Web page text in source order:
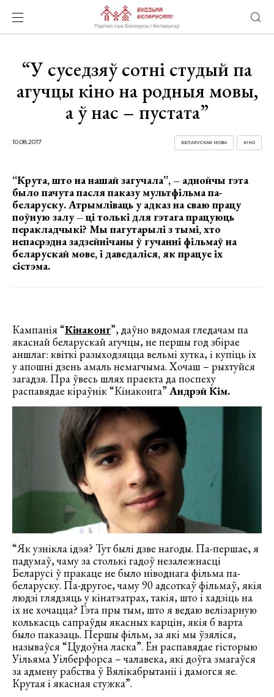
“У суседзяў сотні студый па
агучцы кіно на родныя мовы,
а ў нас – пустата”
10.08.2017 КІНО
БЕЛАРУСКАЯ МОВА
“Крута, што на нашай загучала”, – аднойчы гэта
было пачута пасля паказу мультфільма па-
беларуску. Атрымліваць у адказ на сваю працу
поўную залу – ці толькі для гэтага працуюць
перакладчыкі? Мы пагутарылі з тымі, хто
непасрэдна задзейнічаны ў гучанні фільмаў на
беларускай мове, і даведаліся, як працуе іх
сістэма.
Кампанія “Кінаконг”, даўно вядомая гледачам па
якаснай беларускай агучцы, не першы год збірае
аншлаг: квіткі разыходзяцца вельмі хутка, і купіць іх
у апошні дзень амаль немагчыма. Хочаш – рыхтуйся
загадзя. Пра ўвесь шлях праекта да поспеху
распавядае кіраўнік “Кінаконга” Андрэй Кім.
“Як узнікла ідэя? Тут былі дзве нагоды. Па-першае, я
падумаў, чаму за столькі гадоў незалежнасці
Беларусі ў пракаце не было ніводнага фільма па-
беларуску. Па-другое, чаму 90 адсоткаў фільмаў, якія
людзі глядзяць у кінатэатрах, такія, што і хадзіць на
іх не хочацца? Гэта пры тым, што я ведаю велізарную
колькасць сапраўды якасных карцін, якія б варта
было паказаць. Першы фільм, за які мы ўзяліся,
называўся “Цудоўна ласка”. Ён распавядае гісторыю
Уільяма Уілберфорса – чалавека, які доўга змагаўся
за адмену рабства ў Вялікабрытаніі і дамогся яе.
Крутая і якасная стужка”.